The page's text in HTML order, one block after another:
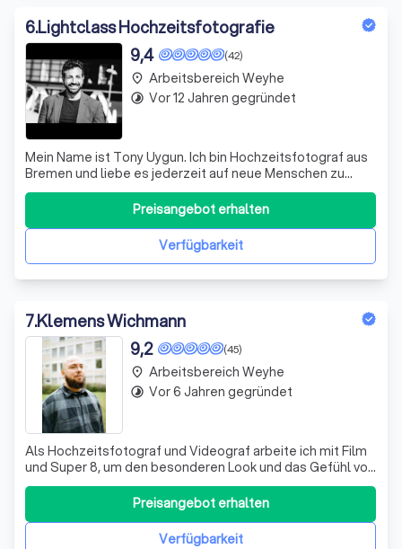
6.Lightclass Hochzeitsfotografie
(42)
9,4
Mein Name ist Tony Uygun. Ich bin Hochzeitsfotograf aus
Bremen und liebe es jederzeit auf neue Menschen zu
treffen, sie kennenzulernen und während ich fotografiere,
sie zu beobachten und ihr Erlebnis mit meinen Fotos
erneut spürbar zu machen. Ich bin ein liebevoller sowie
gefühlvoller Mensch und haVerfügbarkeit
Preisangebot erhalten
place Arbeitsbereich Weyhe
timelapse Vor 12 Jahren gegründet
7.Klemens Wichmann
(45)
9,2
Als Hochzeitsfotograf und Videograf arbeite ich mit Film
und Super 8, um den besonderen Look und das Gefühl von
analogen Aufnahmen einzufangen. Ich nutze
verschiedene Filmarten, um Momente detailgetreu
festzuhalten. Meine Super 8-Videos fange ich
authentisch und ungekünstelt ein, damit der Tag in se
Verfügbarkeit
Preisangebot erhalten
place Arbeitsbereich Weyhe
timelapse Vor 6 Jahren gegründet